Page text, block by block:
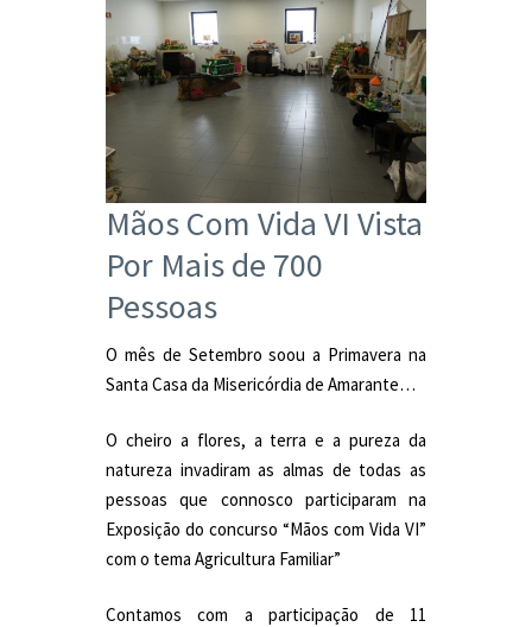
Mãos Com Vida VI Vista
Por Mais de 700
Pessoas
O mês de Setembro soou a Primavera na
Santa Casa da Misericórdia de Amarante…
O cheiro a flores, a terra e a pureza da
natureza invadiram as almas de todas as
pessoas que connosco participaram na
Exposição do concurso “Mãos com Vida VI”
com o tema Agricultura Familiar”
Contamos com a participação de 11